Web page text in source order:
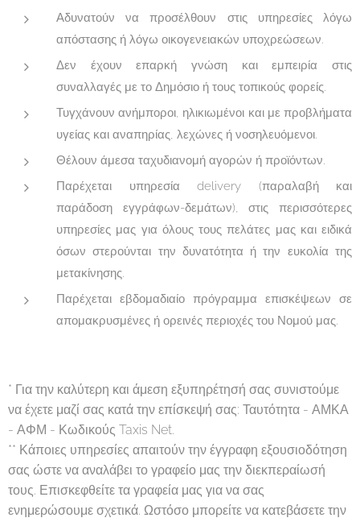
Αδυνατούν να προσέλθουν στις υπηρεσίες λόγω
απόστασης ή λόγω οικογενειακών υποχρεώσεων.
Δεν έχουν επαρκή γνώση και εμπειρία στις
συναλλαγές με το Δημόσιο ή τους τοπικούς φορείς.
Τυγχάνουν ανήμποροι, ηλικιωμένοι και με προβλήματα
υγείας και αναπηρίας, λεχώνες ή νοσηλευόμενοι.
Θέλουν άμεσα ταχυδιανομή αγορών ή προϊόντων.
Παρέχεται υπηρεσία delivery (παραλαβή και
παράδοση εγγράφων-δεμάτων), στις περισσότερες
υπηρεσίες μας για όλους τους πελάτες μας και ειδικά
όσων στερούνται την δυνατότητα ή την ευκολία της
μετακίνησης.
Παρέχεται εβδομαδιαίο πρόγραμμα επισκέψεων σε
απομακρυσμένες ή ορεινές περιοχές του Νομού μας.
* Για την καλύτερη και άμεση εξυπηρέτησή σας συνιστούμε
να έχετε μαζί σας κατά την επίσκεψή σας: Ταυτότητα - ΑΜΚΑ
- ΑΦΜ - Κωδικούς Taxis Net.
** Κάποιες υπηρεσίες απαιτούν την έγγραφη εξουσιοδότηση
σας ώστε να αναλάβει το γραφείο μας την διεκπεραίωσή
τους. Επισκεφθείτε τα γραφεία μας για να σας
ενημερώσουμε σχετικά. Ωστόσο μπορείτε να κατεβάσετε την